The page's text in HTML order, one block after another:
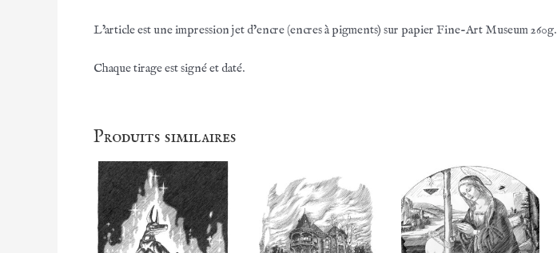
L’article est une impression jet d’encre (encres à pigments) sur papier Fine-Art Museum 260g.
Chaque tirage est signé et daté.
Produits similaires